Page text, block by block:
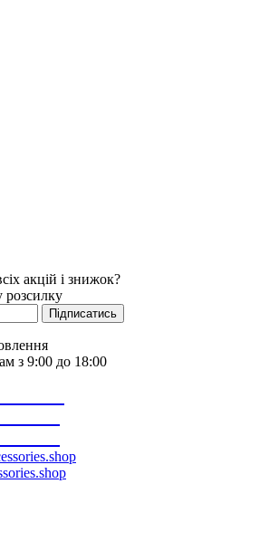
акцій і знижок?
розсилку
Підписатись
з 9:00 до 18:00